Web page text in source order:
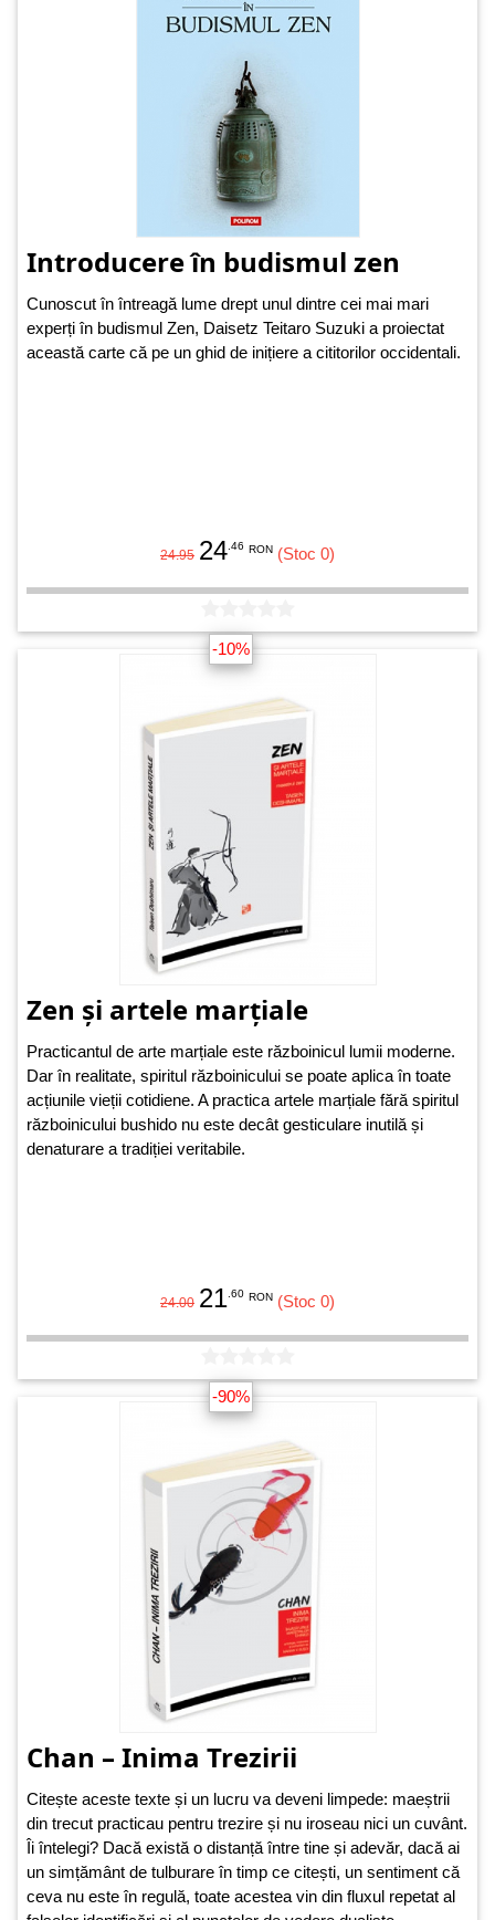
Introducere în budismul zen
Cunoscut în întreagă lume drept unul dintre cei mai mari
experți în budismul Zen, Daisetz Teitaro Suzuki a proiectat
această carte că pe un ghid de inițiere a cititorilor occidentali.
24.95 24 .46 RON (Stoc 0)
-10%
Zen și artele marțiale
Practicantul de arte marțiale este războinicul lumii moderne.
Dar în realitate, spiritul războinicului se poate aplica în toate
acțiunile vieții cotidiene. A practica artele marțiale fără spiritul
războinicului bushido nu este decât gesticulare inutilă și
denaturare a tradiției veritabile.
24.00 21 .60 RON (Stoc 0)
-90%
Chan – Inima Trezirii
Citește aceste texte și un lucru va deveni limpede: maeștrii
din trecut practicau pentru trezire și nu iroseau nici un cuvânt.
Îi întelegi? Dacă există o distanță între tine și adevăr, dacă ai
un simțământ de tulburare în timp ce citești, un sentiment că
ceva nu este în regulă, toate acestea vin din fluxul repetat al